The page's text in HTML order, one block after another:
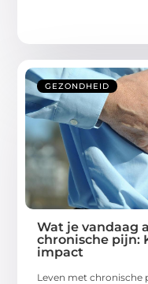
GEZONDHEID
Wat je vandaag
chronische pijn:
impact
Leven met chronische